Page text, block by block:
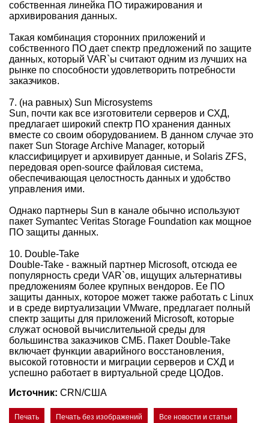
собственная линейка ПО тиражирования и
архивирования данных.
Такая комбинация сторонних приложений и
собственного ПО дает спектр предложений по защите
данных, который VAR`ы считают одним из лучших на
рынке по способности удовлетворить потребности
заказчиков.
7. (на равных) Sun Microsystems
Sun, почти как все изготовители серверов и СХД,
предлагает широкий спектр ПО хранения данных
вместе со своим оборудованием. В данном случае это
пакет Sun Storage Archive Manager, который
классифицирует и архивирует данные, и Solaris ZFS,
передовая open-source файловая система,
обеспечивающая целостность данных и удобство
управления ими.
Однако партнеры Sun в канале обычно используют
пакет Symantec Veritas Storage Foundation как мощное
ПО защиты данных.
10. Double-Take
Double-Take - важный партнер Microsoft, отсюда ее
популярность среди VAR`ов, ищущих альтернативы
предложениям более крупных вендоров. Ее ПО
защиты данных, которое может также работать с Linux
и в среде виртуализации VMware, предлагает полный
спектр защиты для приложений Microsoft, которые
служат основой вычислительной среды для
большинства заказчиков СМБ. Пакет Double-Take
включает функции аварийного восстановления,
высокой готовности и миграции серверов и СХД и
успешно работает в виртуальной среде ЦОДов.
Источник: СRN/США
Печать Печать без изображений Все новости и статьи